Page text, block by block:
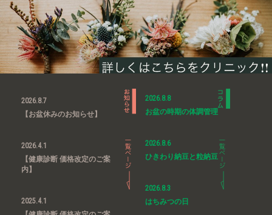
2026.8.7
【お盆休みのお知らせ】
2026.4.1
【健康診断 価格改定のご案
内】
2025.4.1
2026.8.8
お盆の時期の体調管理
2026.8.6
ひきわり納豆と粒納豆
2026.8.3
はちみつの日